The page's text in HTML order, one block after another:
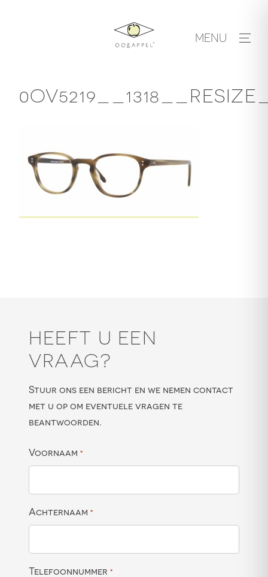
MENU
HEEFT U EEN
VRAAG?
Stuur ons een bericht en we nemen contact
met u op om eventuele vragen te
beantwoorden.
Voornaam *
Achternaam *
Telefoonnummer *